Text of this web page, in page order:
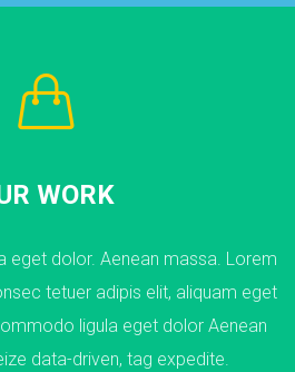
WORK
eget dolor. Aenean massa. Lorem
tetuer adipis elit, aliquam eget
ligula eget dolor Aenean
data-driven, tag expedite.
eget dolor. Aenean massa.
amet, consec tetuer adipis elit,
Aenean commodo ligula eget
users, seamless beta-test
READ MORE